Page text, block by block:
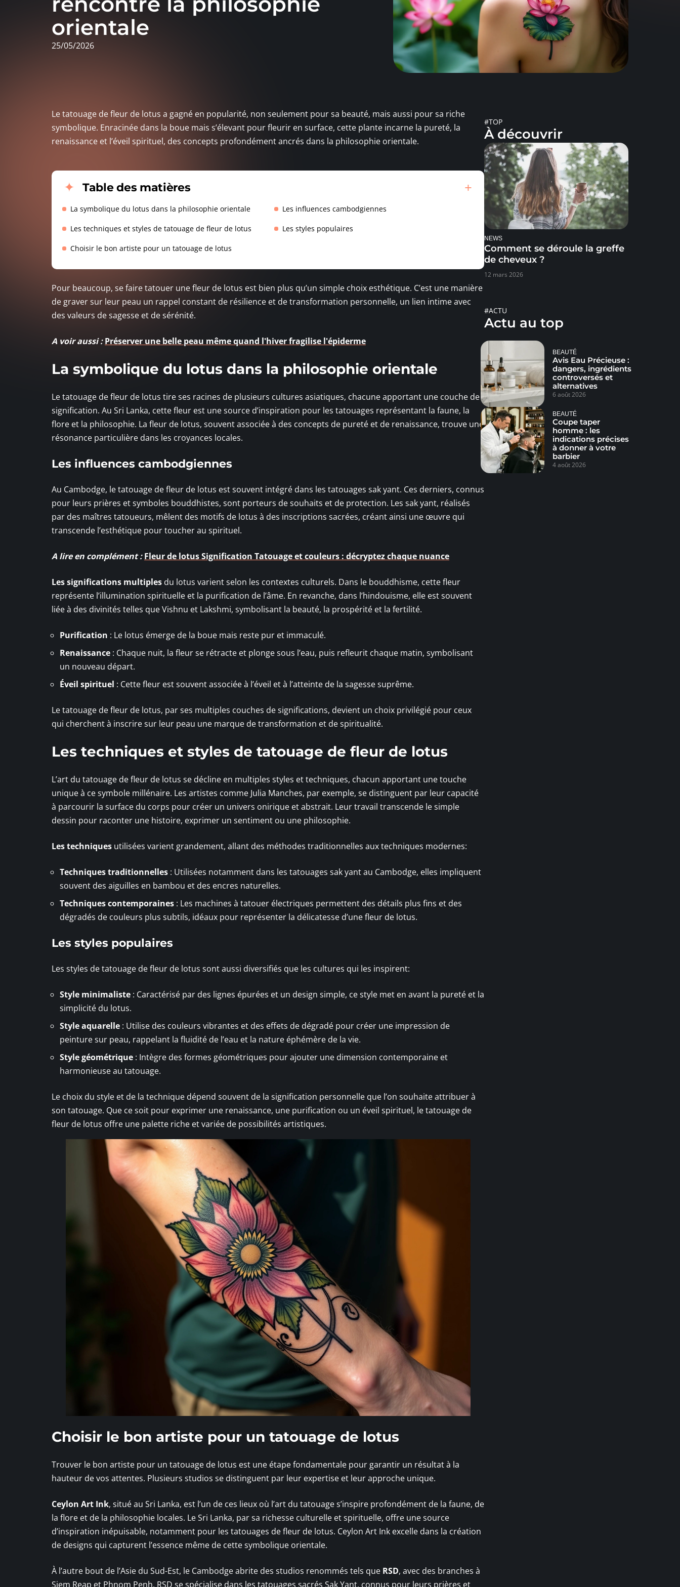
orientale
25/05/2026
Le tatouage de fleur de lotus a gagné en popularité, non seulement pour sa beauté, mais aussi pour sa riche
symbolique. Enracinée dans la boue mais s’élevant pour fleurir en surface, cette plante incarne la pureté, la
renaissance et l’éveil spirituel, des concepts profondément ancrés dans la philosophie orientale.
Table des matières
La symbolique du lotus dans la philosophie orientale Les influences cambodgiennes
Les techniques et styles de tatouage de fleur de lotus Les styles populaires
Choisir le bon artiste pour un tatouage de lotus
Pour beaucoup, se faire tatouer une fleur de lotus est bien plus qu’un simple choix esthétique. C’est une manière
de graver sur leur peau un rappel constant de résilience et de transformation personnelle, un lien intime avec
des valeurs de sagesse et de sérénité.
A voir aussi : Préserver une belle peau même quand l'hiver fragilise l'épiderme
La symbolique du lotus dans la philosophie orientale
Le tatouage de fleur de lotus tire ses racines de plusieurs cultures asiatiques, chacune apportant une couche de
signification. Au Sri Lanka, cette fleur est une source d’inspiration pour les tatouages représentant la faune, la
flore et la philosophie. La fleur de lotus, souvent associée à des concepts de pureté et de renaissance, trouve une
résonance particulière dans les croyances locales.
Les influences cambodgiennes
Au Cambodge, le tatouage de fleur de lotus est souvent intégré dans les tatouages sak yant. Ces derniers, connus
pour leurs prières et symboles bouddhistes, sont porteurs de souhaits et de protection. Les sak yant, réalisés
par des maîtres tatoueurs, mêlent des motifs de lotus à des inscriptions sacrées, créant ainsi une œuvre qui
transcende l’esthétique pour toucher au spirituel.
A lire en complément : Fleur de lotus Signification Tatouage et couleurs : décryptez chaque nuance
Les significations multiples du lotus varient selon les contextes culturels. Dans le bouddhisme, cette fleur
représente l’illumination spirituelle et la purification de l’âme. En revanche, dans l’hindouisme, elle est souvent
liée à des divinités telles que Vishnu et Lakshmi, symbolisant la beauté, la prospérité et la fertilité.
Purification : Le lotus émerge de la boue mais reste pur et immaculé.
Renaissance : Chaque nuit, la fleur se rétracte et plonge sous l’eau, puis refleurit chaque matin, symbolisant
un nouveau départ.
Éveil spirituel : Cette fleur est souvent associée à l’éveil et à l’atteinte de la sagesse suprême.
Le tatouage de fleur de lotus, par ses multiples couches de significations, devient un choix privilégié pour ceux
qui cherchent à inscrire sur leur peau une marque de transformation et de spiritualité.
Les techniques et styles de tatouage de fleur de lotus
L’art du tatouage de fleur de lotus se décline en multiples styles et techniques, chacun apportant une touche
unique à ce symbole millénaire. Les artistes comme Julia Manches, par exemple, se distinguent par leur capacité
à parcourir la surface du corps pour créer un univers onirique et abstrait. Leur travail transcende le simple
dessin pour raconter une histoire, exprimer un sentiment ou une philosophie.
Les techniques utilisées varient grandement, allant des méthodes traditionnelles aux techniques modernes:
Techniques traditionnelles : Utilisées notamment dans les tatouages sak yant au Cambodge, elles impliquent
souvent des aiguilles en bambou et des encres naturelles.
Techniques contemporaines : Les machines à tatouer électriques permettent des détails plus fins et des
dégradés de couleurs plus subtils, idéaux pour représenter la délicatesse d’une fleur de lotus.
Les styles populaires
Les styles de tatouage de fleur de lotus sont aussi diversifiés que les cultures qui les inspirent:
Style minimaliste : Caractérisé par des lignes épurées et un design simple, ce style met en avant la pureté et la
simplicité du lotus.
Style aquarelle : Utilise des couleurs vibrantes et des effets de dégradé pour créer une impression de
peinture sur peau, rappelant la fluidité de l’eau et la nature éphémère de la vie.
Style géométrique : Intègre des formes géométriques pour ajouter une dimension contemporaine et
harmonieuse au tatouage.
Le choix du style et de la technique dépend souvent de la signification personnelle que l’on souhaite attribuer à
son tatouage. Que ce soit pour exprimer une renaissance, une purification ou un éveil spirituel, le tatouage de
fleur de lotus offre une palette riche et variée de possibilités artistiques.
Choisir le bon artiste pour un tatouage de lotus
Trouver le bon artiste pour un tatouage de lotus est une étape fondamentale pour garantir un résultat à la
hauteur de vos attentes. Plusieurs studios se distinguent par leur expertise et leur approche unique.
Ceylon Art Ink, situé au Sri Lanka, est l’un de ces lieux où l’art du tatouage s’inspire profondément de la faune, de
la flore et de la philosophie locales. Le Sri Lanka, par sa richesse culturelle et spirituelle, offre une source
d’inspiration inépuisable, notamment pour les tatouages de fleur de lotus. Ceylon Art Ink excelle dans la création
de designs qui capturent l’essence même de cette symbolique orientale.
À l’autre bout de l’Asie du Sud-Est, le Cambodge abrite des studios renommés tels que RSD, avec des branches à
Siem Reap et Phnom Penh. RSD se spécialise dans les tatouages sacrés Sak Yant, connus pour leurs prières et
#TOP
À découvrir
NEWS
Comment se déroule la greffe
de cheveux ?
12 mars 2026
#ACTU
Actu au top
BEAUTÉ
Avis Eau Précieuse :
dangers, ingrédients
controversés et
alternatives
6 août 2026
BEAUTÉ
Coupe taper
homme : les
indications précises
à donner à votre
barbier
4 août 2026